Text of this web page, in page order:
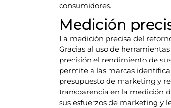
consumidores.
Medición
La medición precisa del
Gracias al uso de
precisión el rendimiento de
permite a las marcas
presupuesto de marketing y
transparencia en la medición
sus esfuerzos de marketing y